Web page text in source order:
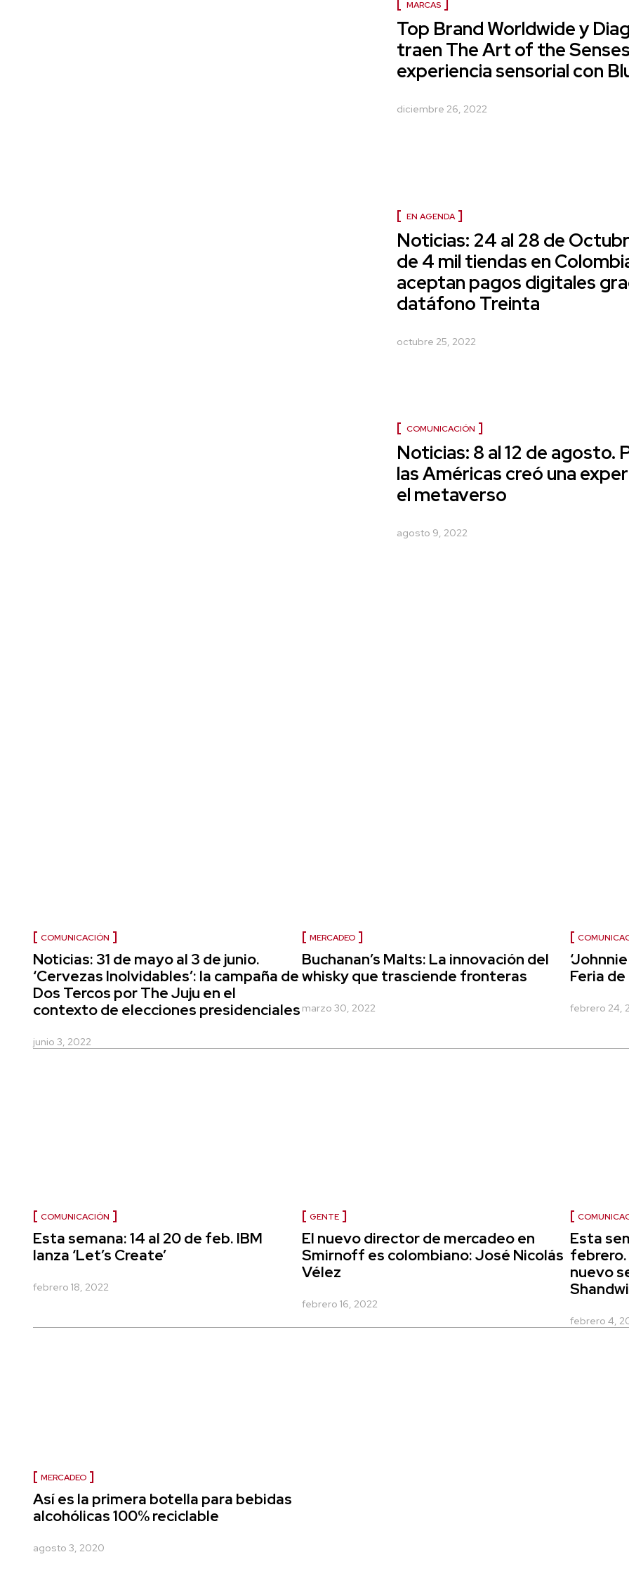
MARCAS
Top Brand Worldwide y
traen The Art of the
experiencia sensorial con
diciembre 26, 2022
EN AGENDA
Noticias: 24 al 28 de
de 4 mil tiendas en
aceptan pagos digitales
datáfono Treinta
octubre 25, 2022
COMUNICACIÓN
Noticias: 8 al 12 de agosto.
las Américas creó una
el metaverso
agosto 9, 2022
COMUNICACIÓN
Noticias: 31 de mayo al 3 de junio.
‘Cervezas Inolvidables’: la campaña de
Dos Tercos por The Juju en el
contexto de elecciones presidenciales
junio 3, 2022
MERCADEO
Buchanan’s Malts: La innovación del
whisky que trasciende fronteras
marzo 30, 2022
Feria de
febrero 24,
COMUNICACIÓN
Esta semana: 14 al 20 de feb. IBM
lanza ‘Let’s Create’
febrero 18, 2022
GENTE
El nuevo director de mercadeo en
Smirnoff es colombiano: José Nicolás
Vélez
febrero 16, 2022
Esta
febrero.
nuevo
febrero 4,
MERCADEO
Así es la primera botella para bebidas
alcohólicas 100% reciclable
agosto 3, 2020